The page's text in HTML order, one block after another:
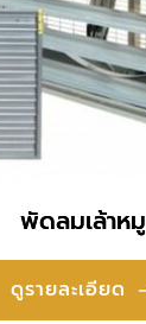
พัดลมเล้าหมู
ดูรายละเอียด